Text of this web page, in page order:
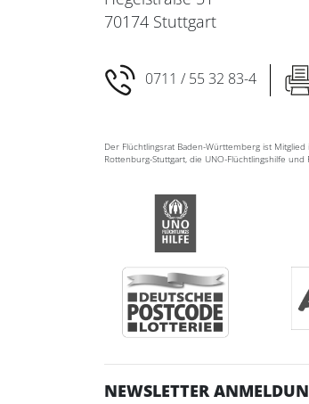
70174 Stuttgart
0711 / 55 32 83-4
Der Flüchtlingsrat Baden-Württemberg ist
Rottenburg-Stuttgart, die UNO-Flüchtlingshilfe
NEWSLETTER